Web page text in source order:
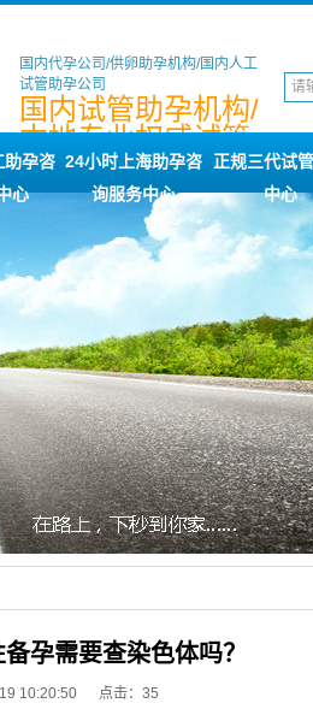
国内代孕公司/供卵助孕机构/国内人工
试管助孕公司
国内试管助孕机构/
本地专业权威试管
助孕服务咨询
助孕咨
心
24小时上海助孕咨
询服务中心
正规三代试
中心
孕需要查染色体吗？
10:20:50 点击： 35